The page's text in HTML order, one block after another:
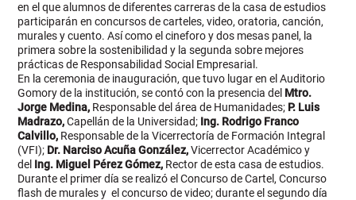
en el que alumnos de diferentes carreras de la casa de estudios
participarán en concursos de carteles, video, oratoria, canción,
murales y cuento. Así como el cineforo y dos mesas panel, la
primera sobre la sostenibilidad y la segunda sobre mejores
prácticas de Responsabilidad Social Empresarial.
En la ceremonia de inauguración, que tuvo lugar en el Auditorio
Gomory de la institución, se contó con la presencia del Mtro.
Jorge Medina, Responsable del área de Humanidades; P. Luis
Madrazo, Capellán de la Universidad; Ing. Rodrigo Franco
Calvillo, Responsable de la Vicerrectoría de Formación Integral
(VFI); Dr. Narciso Acuña González, Vicerrector Académico y
del Ing. Miguel Pérez Gómez, Rector de esta casa de estudios.
Durante el primer día se realizó el Concurso de Cartel, Concurso
flash de murales y el concurso de video; durante el segundo día